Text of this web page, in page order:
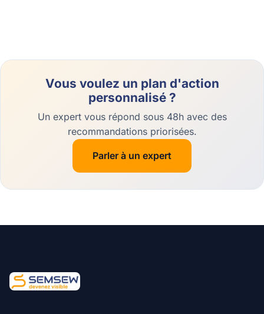
Vous voulez un plan d'action
personnalisé ?
Un expert vous répond sous 48h avec des
recommandations priorisées.
Parler à un expert